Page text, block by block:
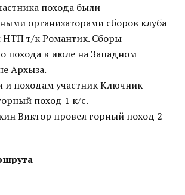
похода были
организаторами сборов клуба
НТП т/к Романтик. Сборы
похода в июле на Западном
Архыза.
походам участник Ключник
поход 1 к/с.
Виктор провел горный поход 2